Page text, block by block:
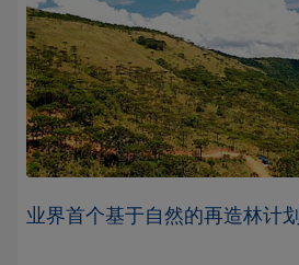
业界首个基于自然的再造林计划